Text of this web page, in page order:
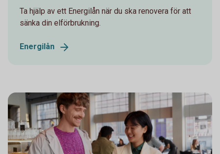
Ta hjälp av ett Energilån när du ska renovera för att
sänka din elförbrukning.
Energilån